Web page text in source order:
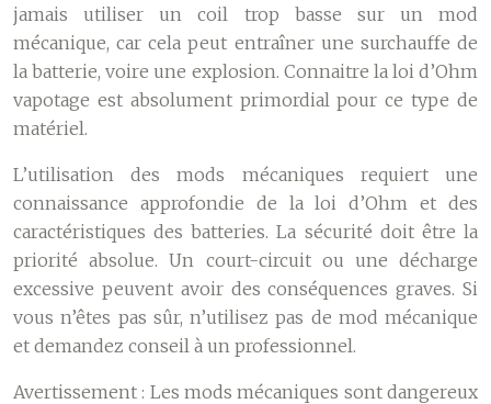
jamais utiliser un coil trop basse sur un mod
mécanique, car cela peut entraîner une surchauffe de
la batterie, voire une explosion. Connaitre la loi d’Ohm
vapotage est absolument primordial pour ce type de
matériel.
L’utilisation des mods mécaniques requiert une
connaissance approfondie de la loi d’Ohm et des
caractéristiques des batteries. La sécurité doit être la
priorité absolue. Un court-circuit ou une décharge
excessive peuvent avoir des conséquences graves. Si
vous n’êtes pas sûr, n’utilisez pas de mod mécanique
et demandez conseil à un professionnel.
Avertissement : Les mods mécaniques sont dangereux